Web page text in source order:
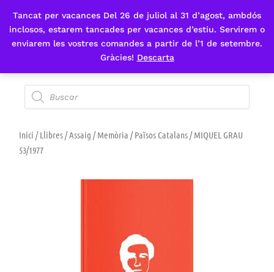
Tancat per vacances Del 26 de juliol al 31 d’agost, ambdós
inclosos, estarem tancades per vacances d’estiu. Servirem o
enviarem les vostres comandes a partir de l’1 de setembre.
Gràcies! Descarta
Fes-te'n sòcia
Inici /Llibres/Assaig /Memòria /Països Catalans/ MIQUEL GRAU
53/1977